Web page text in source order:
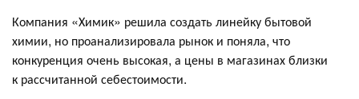
Компания «Химик» решила создать линейку бытовой
химии, но проанализировала рынок и поняла, что
конкуренция очень высокая, а цены в магазинах близки
к рассчитанной себестоимости.